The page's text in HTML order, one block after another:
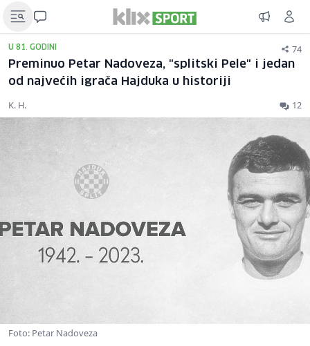
U 81. GODINI 74
Preminuo Petar Nadoveza, "splitski Pele" i jedan
od najvećih igrača Hajduka u historiji
K. H. 12
Foto: Petar Nadoveza